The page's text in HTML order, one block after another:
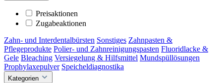
Preisaktionen
Zugabeaktionen
Zahn- und Interdentalbürsten Sonstiges Zahnpasten &
Pflegeprodukte Polier- und Zahnreinigungspasten Fluoridlacke &
Gele Bleaching Versiegelung & Hilfsmittel Mundspüllösungen
Prophylaxepulver Speicheldiagnostika
Kategorien